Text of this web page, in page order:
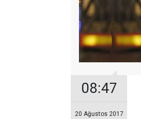
08:47
20 Ağustos 2017